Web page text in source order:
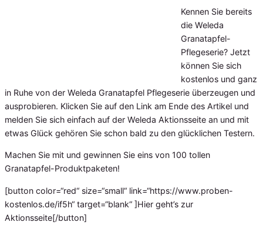
Kennen Sie bereits
die Weleda
Granatapfel-
Pflegeserie? Jetzt
können Sie sich
kostenlos und ganz
in Ruhe von der Weleda Granatapfel Pflegeserie überzeugen und
ausprobieren. Klicken Sie auf den Link am Ende des Artikel und
melden Sie sich einfach auf der Weleda Aktionsseite an und mit
etwas Glück gehören Sie schon bald zu den glücklichen Testern.
Machen Sie mit und gewinnen Sie eins von 100 tollen
Granatapfel-Produktpaketen!
[button color=“red“ size=“small“ link=“https://www.proben-
kostenlos.de/if5h“ target=“blank“ ]Hier geht’s zur
Aktionsseite[/button]